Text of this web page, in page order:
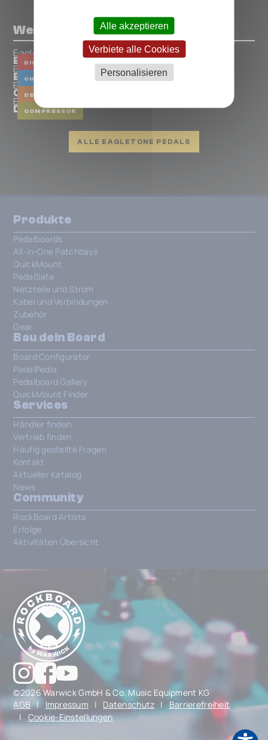
Alle akzeptieren
Verbiete alle Cookies
Personalisieren
Weitere Pedals von Eagletone
DISTORTION
Eagletone
Bloody Shot
CHORUS
Eagletone
Blue Lagoon
DELAY
Eagletone
Cuba Libre
COMPRESSOR
Eagletone
Daiquiri
ALLE EAGLETONE PEDALS
Produkte
Pedalboards
All-In-One Patchbays
QuickMount
PedalSafe
Netzteile und Strom
Kabel und Verbindungen
Zubehör
Gear
Bau dein Board
Board Configurator
PedalPedia
Pedalboard Gallery
QuickMount Finder
Services
Händler finden
Vertrieb finden
Häufig gestellte Fragen
Kontakt
Aktueller Katalog
News
Community
RockBoard Artists
Erfolge
Aktivitäten Übersicht
©2026 Warwick GmbH & Co. Music Equipment KG
AGB | Impressum | Datenschutz |
Barrierefreiheit
|
Cookie-Einstellungen